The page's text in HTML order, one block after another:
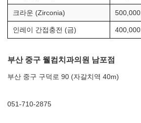
크라운 (Zirconia) 500,000
인레이 간접충전 (금) 400,000
부산 중구 웰컴치과의원 남포점
부산 중구 구덕로 90 (자갈치역 40m)
051-710-2875